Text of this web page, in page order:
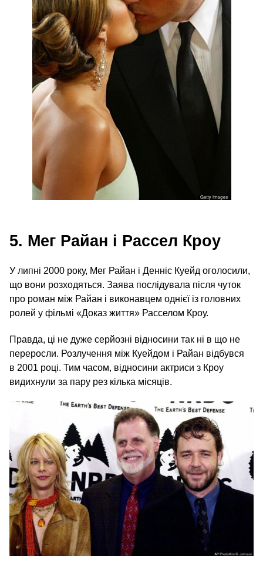
5. Мег Райан і Рассел Кроу
У липні 2000 року, Мег Райан і Денніс Куейд оголосили,
що вони розходяться. Заява послідувала після чуток
про роман між Райан і виконавцем однієї із головних
ролей у фільмі «Доказ життя» Расселом Кроу.
Правда, ці не дуже серйозні відносини так ні в що не
переросли. Розлучення між Куейдом і Райан відбувся
в 2001 році. Тим часом, відносини актриси з Кроу
видихнули за пару рез кілька місяців.